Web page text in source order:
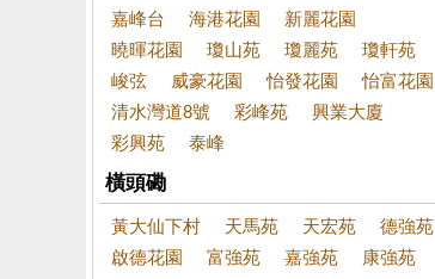
嘉峰台 海港花園
新麗花園
曉暉花園
瓊山苑 瓊麗苑
瓊軒苑
峻弦
威豪花園 怡發花園
怡富花園
清水灣道8號
彩峰苑
興業大廈
彩興苑
泰峰
橫頭磡
黃大仙下村 天馬苑 天宏苑
德強苑
啟德花園
富強苑 嘉強苑 康強苑